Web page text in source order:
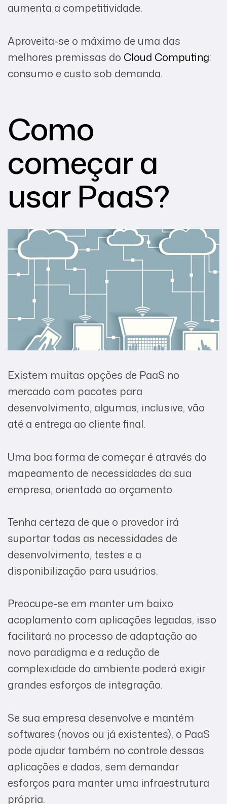
aumenta a competitividade.
Aproveita-se o máximo de uma das
melhores premissas do Cloud Computing:
consumo e custo sob demanda.
Como
começar a
usar PaaS?
Existem muitas opções de PaaS no
mercado com pacotes para
desenvolvimento, algumas, inclusive, vão
até a entrega ao cliente final.
Uma boa forma de começar é através do
mapeamento de necessidades da sua
empresa, orientado ao orçamento.
Tenha certeza de que o provedor irá
suportar todas as necessidades de
desenvolvimento, testes e a
disponibilização para usuários.
Preocupe-se em manter um baixo
acoplamento com aplicações legadas, isso
facilitará no processo de adaptação ao
novo paradigma e a redução de
complexidade do ambiente poderá exigir
grandes esforços de integração.
Se sua empresa desenvolve e mantém
softwares (novos ou já existentes), o PaaS
pode ajudar também no controle dessas
aplicações e dados, sem demandar
esforços para manter uma infraestrutura
própria.